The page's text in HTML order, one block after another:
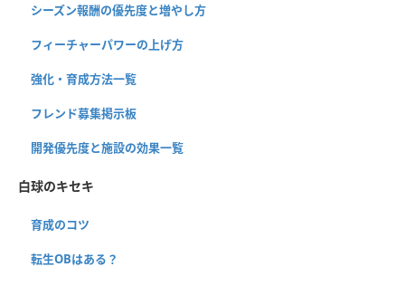
シーズン報酬の優先度と増やし方
フィーチャーパワーの上げ方
強化・育成方法一覧
フレンド募集掲示板
開発優先度と施設の効果一覧
白球のキセキ
育成のコツ
転生OBはある？